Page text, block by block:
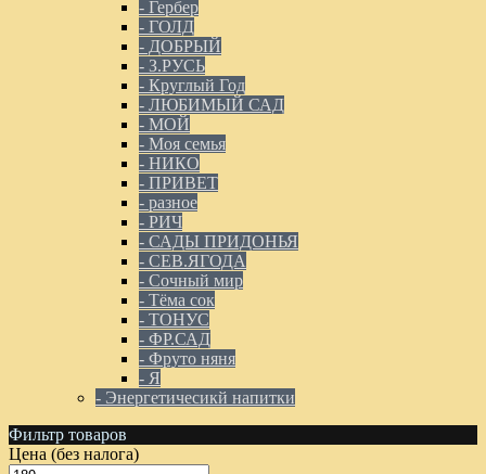
- Гербер
- ГОЛД
- ДОБРЫЙ
- З.РУСЬ
- Круглый Год
- ЛЮБИМЫЙ САД
- МОЙ
- Моя семья
- НИКО
- ПРИВЕТ
- разное
- РИЧ
- САДЫ ПРИДОНЬЯ
- СЕВ.ЯГОДА
- Сочный мир
- Тёма сок
- ТОНУС
- ФР.САД
- Фруто няня
- Я
- Энергетичесикй напитки
Фильтр товаров
Цена (без налога)